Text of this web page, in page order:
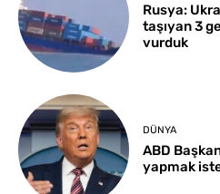
Rusya:
taşıyan 3
vurduk
DÜNYA
ABD
yapmak